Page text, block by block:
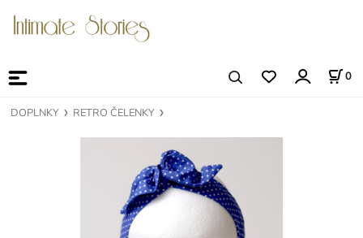
0
DOPLNKY RETRO ČELENKY